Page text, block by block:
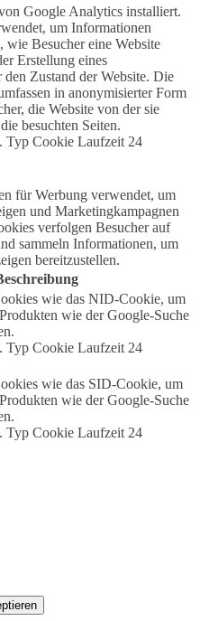
Google Analytics installiert.
um Informationen
wie Besucher eine Website
Erstellung eines
den Zustand der Website. Die
in anonymisierter Form
die Website von der sie
besuchten Seiten.
Typ Cookie Laufzeit 24
für Werbung verwendet, um
und Marketingkampagnen
verfolgen Besucher auf
sammeln Informationen, um
bereitzustellen.
wie das NID-Cookie, um
wie der Google-Suche
Typ Cookie Laufzeit 24
wie das SID-Cookie, um
wie der Google-Suche
Typ Cookie Laufzeit 24